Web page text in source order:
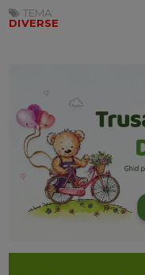
TEMA:
DIVERSE